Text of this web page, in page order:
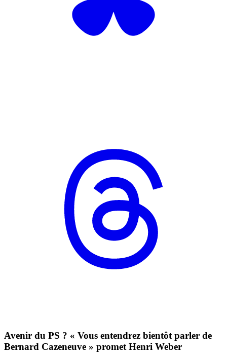
Avenir du PS ? « Vous entendrez bientôt parler de
Bernard Cazeneuve » promet Henri Weber